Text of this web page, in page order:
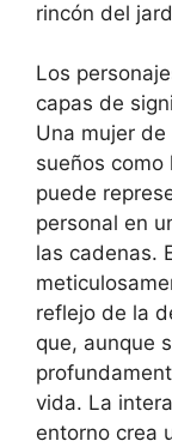
rincón del
Los
capas de
Una mujer
sueños como
puede
personal en
las cadenas.
reflejo de la
que, aunque
vida. La
entorno crea